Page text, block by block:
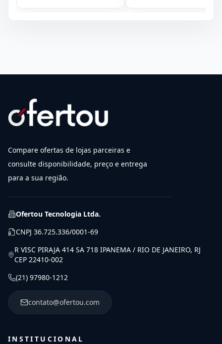
Compare ofertas de lojas parceiras e
consulte disponibilidade, preço e entrega
para a sua região.
Ofertou Tecnologia Ltda.
CNPJ 36.725.336/0001-69
R VISC PIRAJA 414 SA 718 IPANEMA / RIO DE JANEIRO, RJ
CEP 22410-002
(21) 97980-1212
contato@ofertou.com
INSTITUCIONAL